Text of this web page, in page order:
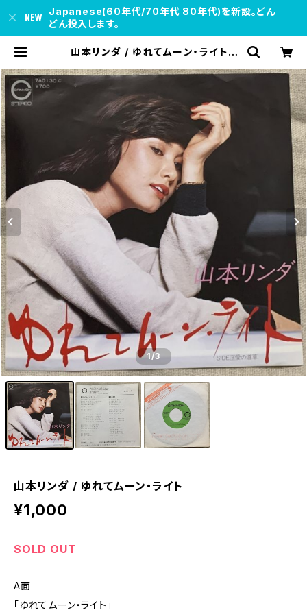
Japanese(60年代/70年代 80年代)を新設。どん
どん投入します。
山本リンダ / ゆれてムーン・ライト |
1/3
山本リンダ / ゆれてムーン・ライト
¥1,000
SOLD OUT
A面
「ゆれてムーン・ライト」